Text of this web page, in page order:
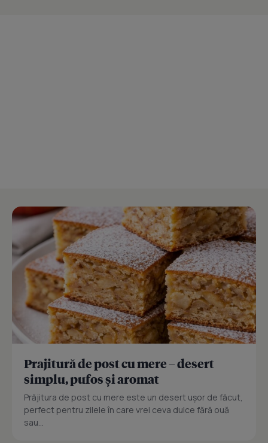
Prajitură de post cu mere – desert
simplu, pufos și aromat
Prăjitura de post cu mere este un desert ușor de făcut,
perfect pentru zilele în care vrei ceva dulce fără ouă
sau...